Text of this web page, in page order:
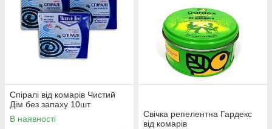
Спіралі від комарів Чистий
Дім без запаху 10шт
В наявності
Свічка репелентна Гардекс
від комарів